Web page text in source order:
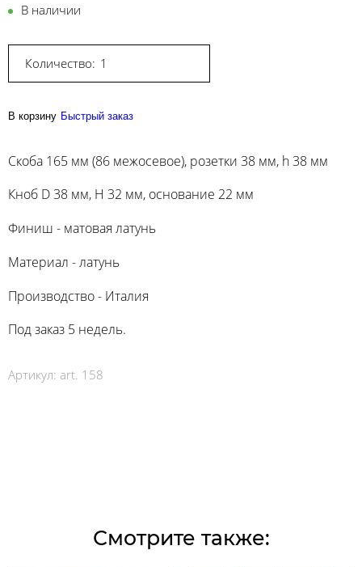
В наличии
Количество:
В корзину Быстрый заказ
Скоба 165 мм (86 межосевое), розетки 38 мм, h 38 мм
Кноб D 38 мм, Н 32 мм, основание 22 мм
Финиш - матовая латунь
Материал - латунь
Производство - Италия
Под заказ 5 недель.
Артикул: art. 158
Смотрите также: